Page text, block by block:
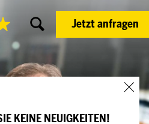
Jetzt anfragen
KEINE NEUIGKEITEN!